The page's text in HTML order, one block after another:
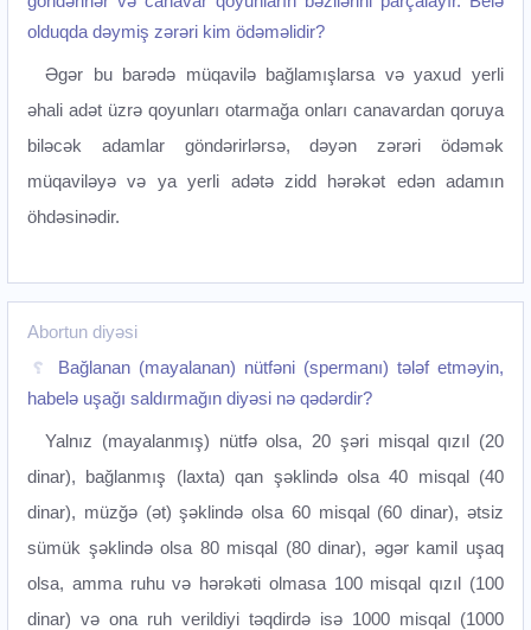
olduqda dəymiş zərəri kim ödəməlidir?
Əgər bu barədə müqavilə bağlamışlarsa və yaxud yerli
əhali adət üzrə qoyunları otarmağa onları canavardan qoruya
biləcək adamlar göndərirlərsə, dəyən zərəri ödəmək
müqaviləyə və ya yerli adətə zidd hərəkət edən adamın
öhdəsinədir.
Abortun diyəsi
Bağlanan (mayalanan) nütfəni (spermanı) tələf etməyin,
habelə uşağı saldırmağın diyəsi nə qədərdir?
Yalnız (mayalanmış) nütfə olsa, 20 şəri misqal qızıl (20
dinar), bağlanmış (laxta) qan şəklində olsa 40 misqal (40
dinar), müzğə (ət) şəklində olsa 60 misqal (60 dinar), ətsiz
sümük şəklində olsa 80 misqal (80 dinar), əgər kamil uşaq
olsa, amma ruhu və hərəkəti olmasa 100 misqal qızıl (100
dinar) və ona ruh verildiyi təqdirdə isə 1000 misqal (1000